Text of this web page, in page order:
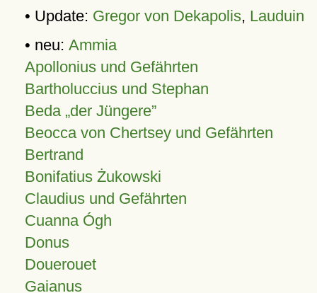
• Update: Gregor von Dekapolis, Lauduin
• neu: Ammia
Apollonius und Gefährten
Bartholuccius und Stephan
Beda „der Jüngere”
Beocca von Chertsey und Gefährten
Bertrand
Bonifatius Żukowski
Claudius und Gefährten
Cuanna Ógh
Donus
Douerouet
Gaianus